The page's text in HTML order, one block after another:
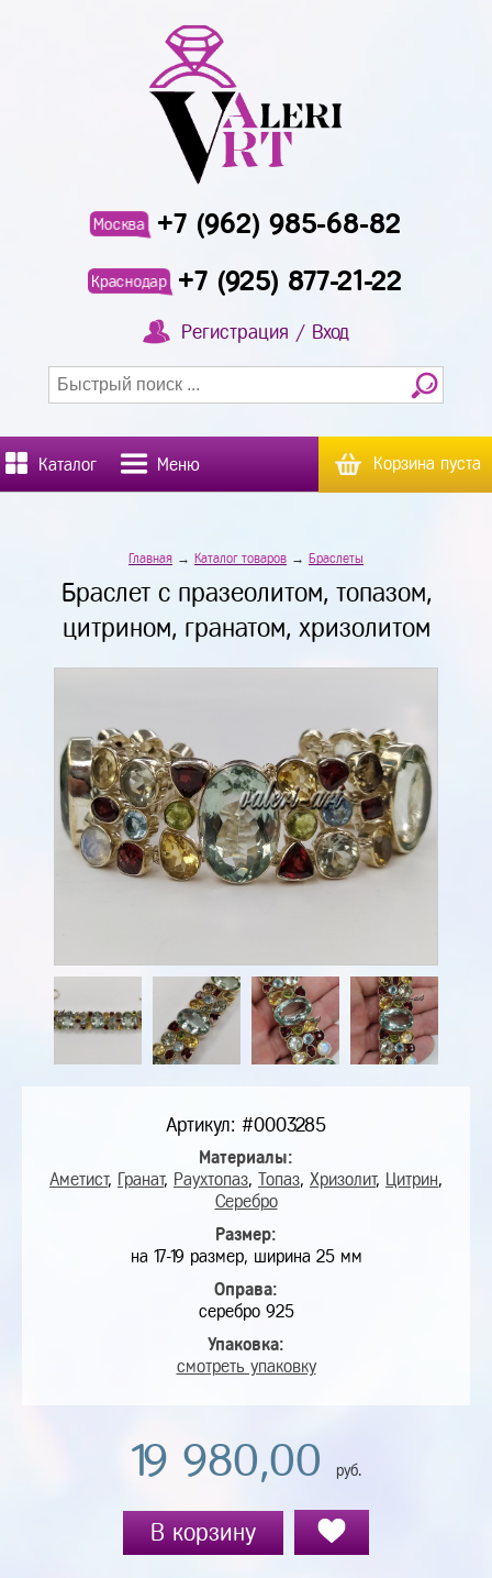
Москва +7 (962) 985-68-82
Краснодар +7 (925) 877-21-22
Регистрация / Вход
Каталог Меню Корзина пуста
Главная → Каталог товаров → Браслеты
Браслет с празеолитом, топазом,
цитрином, гранатом, хризолитом
Артикул: #0003285
Материалы:
Аметист, Гранат, Раухтопаз, Топаз, Хризолит, Цитрин,
Серебро
Размер:
на 17-19 размер, ширина 25 мм
Оправа:
серебро 925
Упаковка:
смотреть упаковку
19 980,00 руб.
В корзину